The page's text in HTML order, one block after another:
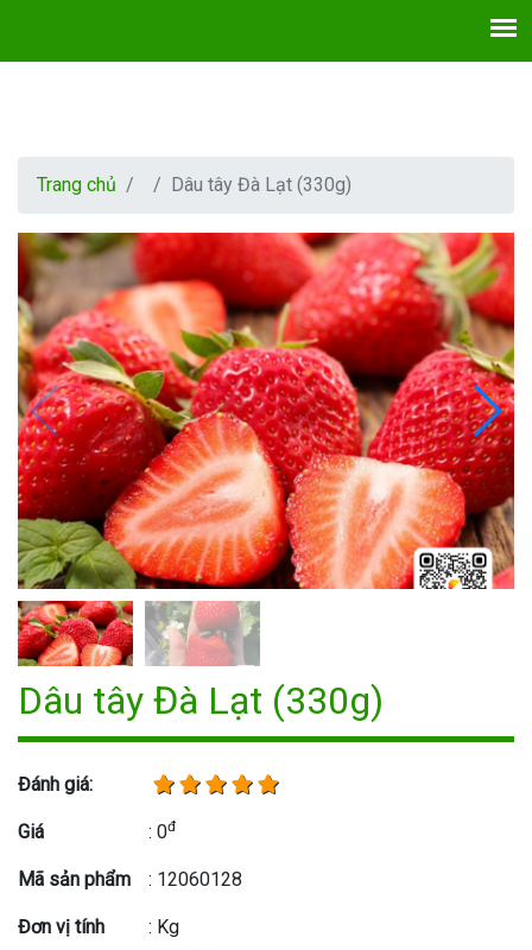
Trang chủ Dâu tây Đà Lạt (330g)
Dâu tây Đà Lạt (330g)
Đánh giá:
Giá : 0đ
Mã sản phẩm : 12060128
Đơn vị tính : Kg